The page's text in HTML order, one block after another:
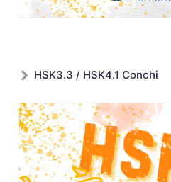
HSK3.3 / HSK4.1 Conchi